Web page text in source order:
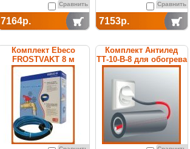
Сравнить
7164р.
Сравнить
7153р.
Комплект Ebeco
FROSTVAKT 8 м
Комплект Антилед
ТТ-10-В-8 для обогрева
труб